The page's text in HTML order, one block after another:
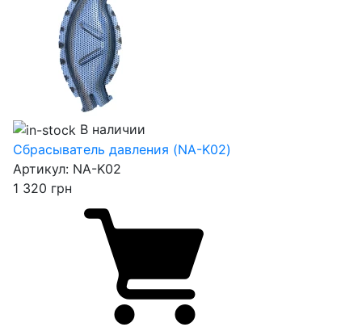
В наличии
Сбрасыватель давления (NA-K02)
Артикул: NA-K02
1 320 грн